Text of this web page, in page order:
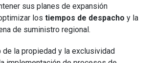
sus planes de expansión
los tiempos de despacho y la
de suministro regional.
de la propiedad y la exclusividad